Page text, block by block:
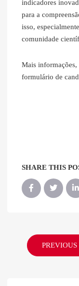
indicadores
para a
isso,
comunidade
Mais
formulário de
SHARE THIS
PREVIOUS